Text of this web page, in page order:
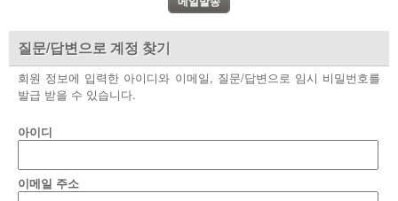
질문/답변으로 계정 찾기
회원 정보에 입력한 아이디와 이메일, 질문/답변으로 임시 비밀번호를
발급 받을 수 있습니다.
아이디
이메일 주소
부설기관
업무